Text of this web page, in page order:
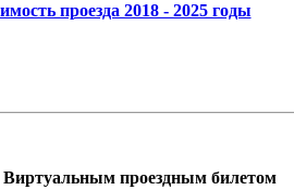
проезда 2018 - 2025 годы
проездным билетом